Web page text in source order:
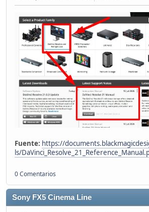
Fuente: https://
ls/
0 Comentarios
Sony FX5 Cinema Line